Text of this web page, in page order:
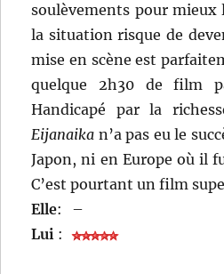
soulèvements pour mieux
la situation risque de
mise en scène est
quelque 2h30 de film
Handicapé par la
Eijanaika n’a pas eu le
Japon, ni en Europe où il
C’est pourtant un film
Elle:
–
Lui :